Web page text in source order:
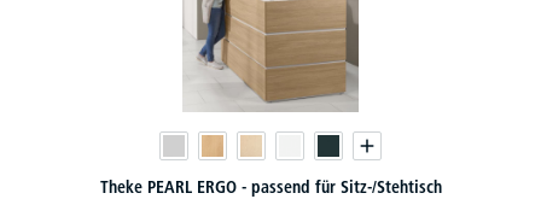
Theke PEARL ERGO - passend für Sitz-/Stehtisch